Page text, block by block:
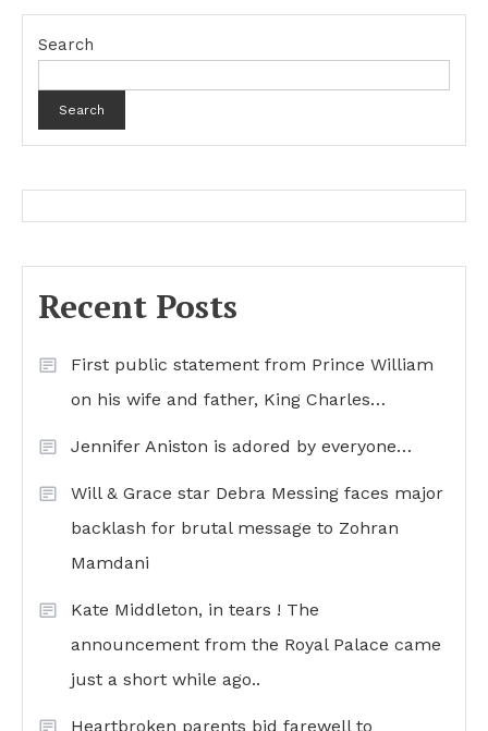
Search
Search
Recent Posts
First public statement from Prince William
on his wife and father, King Charles…
Jennifer Aniston is adored by everyone…
Will & Grace star Debra Messing faces major
backlash for brutal message to Zohran
Mamdani
Kate Middleton, in tears ! The
announcement from the Royal Palace came
just a short while ago..
Heartbroken parents bid farewell to